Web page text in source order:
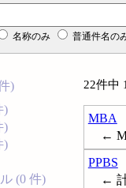
名称のみ 普通件名の
)
)
)
)
(0 件)
22件中
MBA
←
PPBS
←